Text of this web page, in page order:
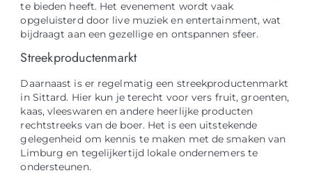
te bieden heeft. Het evenement wordt vaak
opgeluisterd door live muziek en entertainment, wat
bijdraagt aan een gezellige en ontspannen sfeer.
Streekproductenmarkt
Daarnaast is er regelmatig een streekproductenmarkt
in Sittard. Hier kun je terecht voor vers fruit, groenten,
kaas, vleeswaren en andere heerlijke producten
rechtstreeks van de boer. Het is een uitstekende
gelegenheid om kennis te maken met de smaken van
Limburg en tegelijkertijd lokale ondernemers te
ondersteunen.